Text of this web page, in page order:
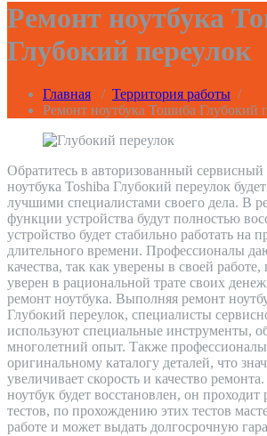
Ремонт ноутбука
Глубокий переулок
Главная / Территория работы /
Ремонт ноутбука Тошиба Глубокий
Обратитесь в авторизованный сервисный
ноутбука Toshiba Глубокий переулок
лучшими специалистами своего дела. В
функции устройства будут полностью
устройство будет стабильно работать на
длительного времени. Профессионалы
качества, так как уверены в своей
уверен в рациональной трате своих
ремонт ноутбука. Выполняя ремонт
Глубокий переулок, специалисты
используют специальные инструменты,
многолетний опыт. Также
оригинальному каталогу деталей, что
увеличивает скорость и качество
ноутбук будет восстановлен, он
тестов, по прохождению этих тестов
работе и может выдать долгосрочную